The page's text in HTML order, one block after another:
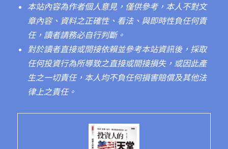
本站內容為作者個人意見，僅供參考，本人不對文
章內容、資料之正確性、看法、與即時性負任何責
任，讀者請務必自行判斷。
對於讀者直接或間接依賴並參考本站資訊後，採取
任何投資行為所導致之直接或間接損失，或因此產
生之一切責任，本人均不負任何損害賠償及其他法
律上之責任。